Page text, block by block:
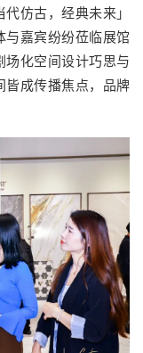
仿古，经典未来」
与嘉宾纷纷莅临展馆
场化空间设计巧思与
皆成传播焦点，品牌